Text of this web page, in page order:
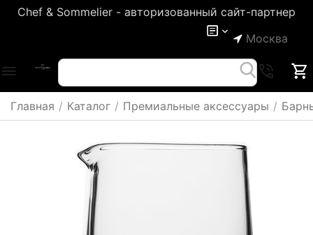
Chef & Sommelier - авторизованный сайт-партнер
Москва
Главная / Каталог / Премиальные аксессуары /